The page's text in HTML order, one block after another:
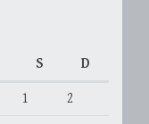
S D
1
2